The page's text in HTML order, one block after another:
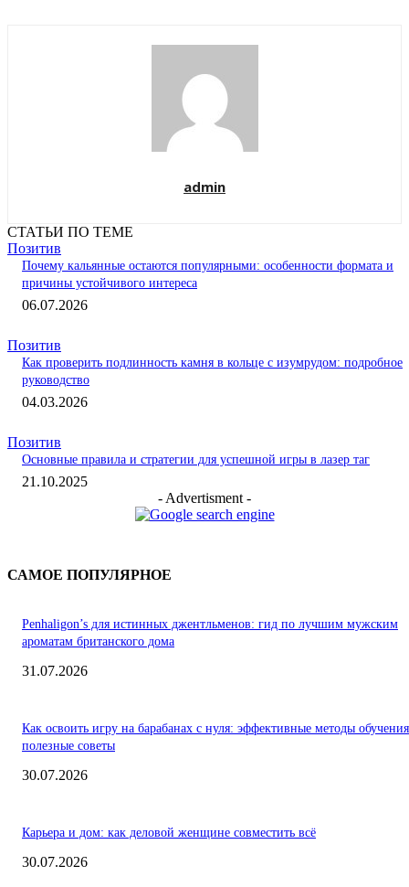
admin
СТАТЬИ ПО ТЕМЕ
Позитив
Почему кальянные остаются популярными: особенности формата и
причины устойчивого интереса
06.07.2026
Позитив
Как проверить подлинность камня в кольце с изумрудом: подробное
руководство
04.03.2026
Позитив
Основные правила и стратегии для успешной игры в лазер таг
21.10.2025
- Advertisment -
САМОЕ ПОПУЛЯРНОЕ
Penhaligon’s для истинных джентльменов: гид по лучшим мужским
ароматам британского дома
31.07.2026
Как освоить игру на барабанах с нуля: эффективные методы
полезные советы
30.07.2026
Карьера и дом: как деловой женщине совместить всё
30.07.2026